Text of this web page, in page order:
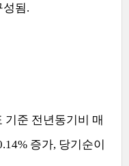
성됨.
기준 전년동기비 매
증가, 당기순이